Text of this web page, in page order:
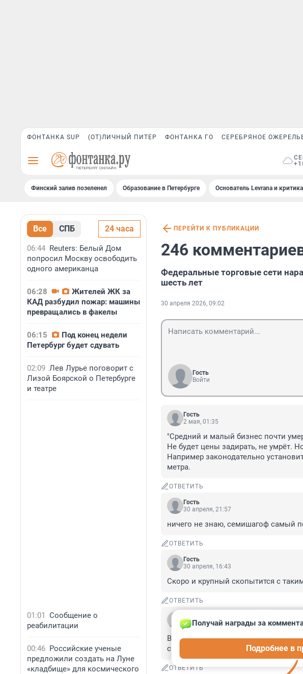
ФОНТАНКА SUP (ОТ)ЛИЧНЫЙ ПИТЕР ФОНТАНКА ГО СЕРЕБРЯНОЕ
Финский залив позеленел Образование в Петербурге Основатель Levrana и
Все СПБ 24 часа
06:44 Reuters: Белый Дом
попросил Москву освободить
одного американца
06:28
Жителей ЖК за
КАД разбудил пожар: машины
превращались в факелы
06:15
Под конец недели
Петербург будет сдувать
02:09 Лев Лурье поговорит с
Лизой Боярской о Петербурге
и театре
01:01 Сообщение о
реабилитации
00:46 Российские ученые
предложили создать на Луне
«кладбище» для космического
ПЕРЕЙТИ К ПУБЛИКАЦИИ
246
Федеральные торговые сети
шесть лет
30 апреля 2026, 09:02
Гость
Войти
Гость
2 мая, 01:35
"Средний и малый бизнес почти
Не будет цены задирать, не умрёт.
Например законодательно
метра.
ОТВЕТИТЬ
Гость
30 апреля, 21:57
ничего не знаю, семишагоф самый
ОТВЕТИТЬ
Гость
30 апреля, 16:43
Скоро и крупный скопытится с
ОТВЕТИТЬ
30 апреля, 14:27
Верный Рогачева держится, 1300
сравнению с Магнитом и
ОТВЕТИТЬ
Получай награды за
Подробнее в